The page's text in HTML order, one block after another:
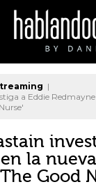
|
a Eddie
la
Good